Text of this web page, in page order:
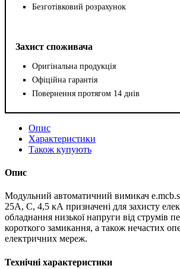
Безготівковий розрахунок
Захист споживача
Оригінальна продукція
Офіційна гарантія
Повернення протягом 14 днів
Опис
Характеристики
Також купують
Опис
Модульний автоматичний вимикач
25А, C, 4,5 кА призначені для захисту
обладнання низької напруги від струмів
короткого замикання, а також нечастих
електричних мереж.
Технічні характеристики